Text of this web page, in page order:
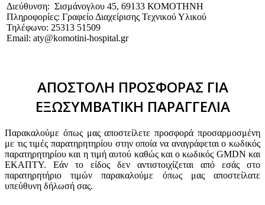
Διεύθυνση: Σισμάνογλου 45, 69133 ΚΟΜΟΤΗΝΗ
Πληροφορίες: Γραφείο Διαχείρισης Τεχνικού Υλικού
Τηλέφωνο: 25313 51509
Email: aty@komotini-hospital.gr
ΑΠΟΣΤΟΛΗ ΠΡΟΣΦΟΡΑΣ ΓΙΑ
ΕΞΩΣΥΜΒΑΤΙΚΗ ΠΑΡΑΓΓΕΛΙΑ
Παρακαλούμε όπως μας αποστείλετε προσφορά προσαρμοσμένη
με τις τιμές παρατηρητηρίου στην οποία να αναγράφεται ο κωδικός
παρατηρητηρίου και η τιμή αυτού καθώς και ο κωδικός GMDN και
ΕΚΑΠΤΥ. Εάν το είδος δεν αντιστοιχίζεται από εσάς στο
παρατηρητήριο τιμών παρακαλούμε όπως μας αποστείλατε
υπεύθυνη δήλωσή σας.